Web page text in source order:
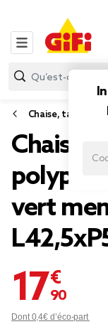
Chaise, tabouret
Chaise
vert
17,90 €
Dont 0,4€ d’éco-part